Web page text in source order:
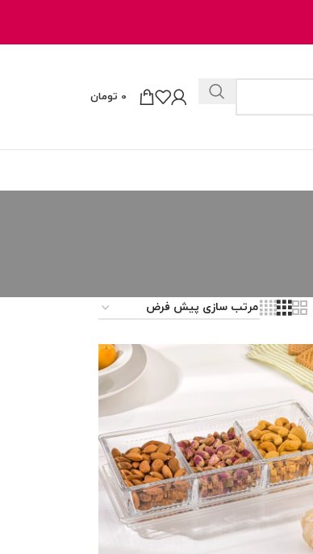
0 تومان